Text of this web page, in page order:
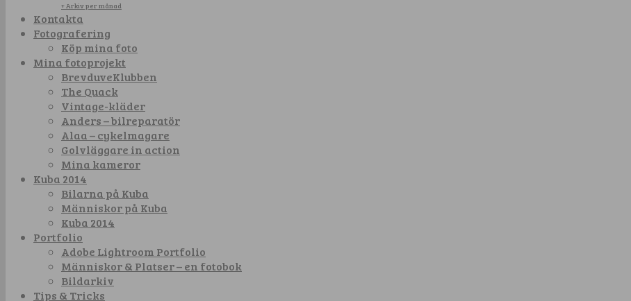
+ Arkiv per månad
Kontakta
Fotografering
Köp mina foto
Mina fotoprojekt
BrevduveKlubben
The Quack
Vintage-kläder
Anders – bilreparatör
Alaa – cykelmagare
Golvläggare in action
Mina kameror
Kuba 2014
Bilarna på Kuba
Människor på Kuba
Kuba 2014
Portfolio
Adobe Lightroom Portfolio
Människor & Platser – en fotobok
Bildarkiv
Tips & Tricks